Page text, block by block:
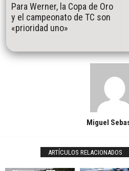
Para Werner, la Copa de Oro
y el campeonato de TC son
«prioridad uno»
Miguel
ARTÍCULOS RELACIONADOS